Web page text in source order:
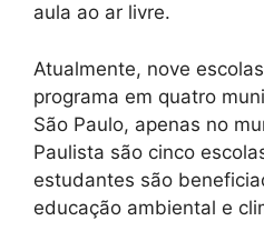
aula ao ar livre.
Atualmente, nove
programa em quatro
São Paulo, apenas no
Paulista são cinco
estudantes são
educação ambiental e